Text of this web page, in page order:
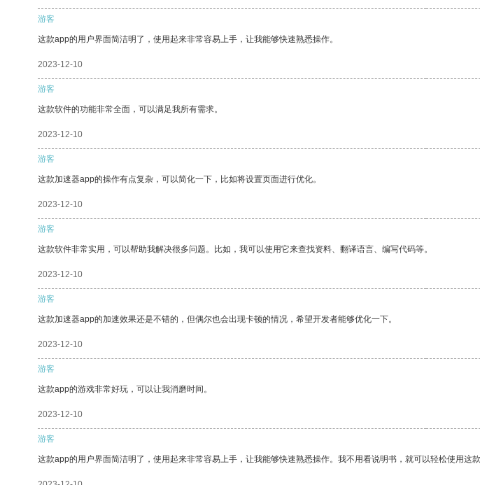
游客
这款app的用户界面简洁明了，使用起来非常容易上手，让我能够快速熟悉操作。
2023-12-10
游客
这款软件的功能非常全面，可以满足我所有需求。
2023-12-10
游客
这款加速器app的操作有点复杂，可以简化一下，比如将设置页面进行优化。
2023-12-10
游客
这款软件非常实用，可以帮助我解决很多问题。比如，我可以使用它来查找资料、翻译语言、编写代码等。
2023-12-10
游客
这款加速器app的加速效果还是不错的，但偶尔也会出现卡顿的情况，希望开发者能够优化一下。
2023-12-10
游客
这款app的游戏非常好玩，可以让我消磨时间。
2023-12-10
游客
这款app的用户界面简洁明了，使用起来非常容易上手，让我能够快速熟悉操作。我不用看说明书，就可以轻松使用这款